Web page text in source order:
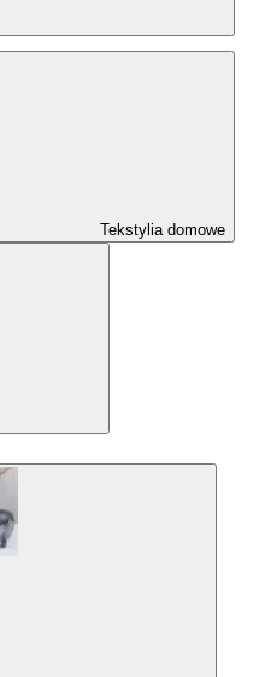
Tekstylia domowe